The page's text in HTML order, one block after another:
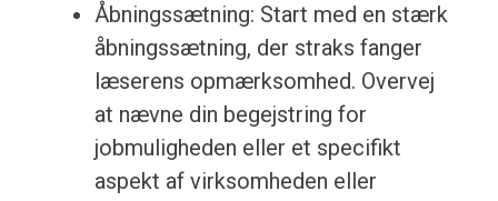
Åbningssætning: Start med en stærk
åbningssætning, der straks fanger
læserens opmærksomhed. Overvej
at nævne din begejstring for
jobmuligheden eller et specifikt
aspekt af virksomheden eller